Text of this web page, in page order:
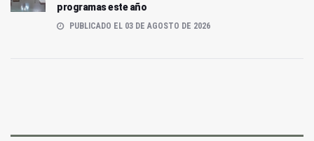
programas este año
PUBLICADO EL 03 DE AGOSTO DE 2026